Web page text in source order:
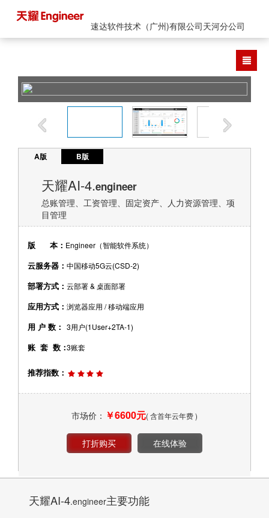
速达软件技术（广州)有限公司天河分公司
A版 B版
天耀AI-4.engineer
总账管理、工资管理、固定资产、人力资源管理、项
目管理
版 本： Engineer（智能软件系统）
云服务器： 中国移动5G云(CSD-2)
部署方式： 云部署 & 桌面部署
应用方式： 浏览器应用 / 移动端应用
用 户 数： 3用户(1User+2TA-1)
账 套 数：3账套
推荐指数：
市场价： ￥6600元( 含首年云年费 )
天耀AI-4.engineer主要功能